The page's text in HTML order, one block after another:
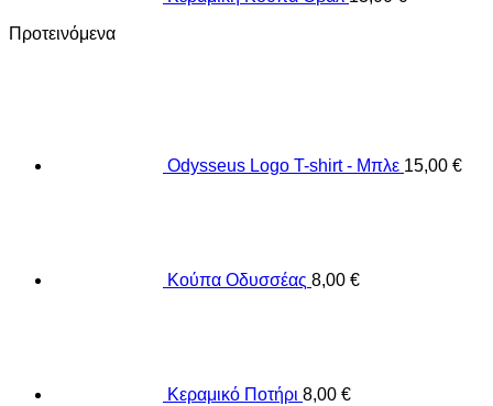
Προτεινόμενα
Odysseus Logo T-shirt - Μπλε 15,00 €
Κούπα Οδυσσέας 8,00 €
Κεραμικό Ποτήρι 8,00 €